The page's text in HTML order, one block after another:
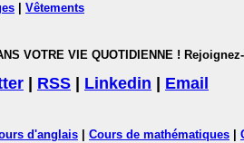
Vêtements
VOTRE VIE QUOTIDIENNE !
RSS Linkedin Email
d'anglais Cours de mathématiques